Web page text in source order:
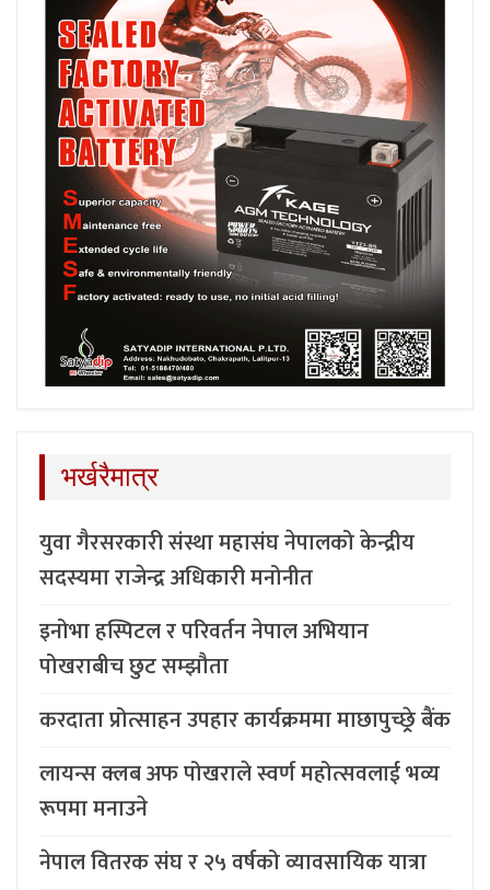
भर्खरैमात्र
युवा गैरसरकारी संस्था महासंघ नेपालको केन्द्रीय
सदस्यमा राजेन्द्र अधिकारी मनोनीत
इनोभा हस्पिटल र परिवर्तन नेपाल अभियान
पोखराबीच छुट सम्झौता
करदाता प्रोत्साहन उपहार कार्यक्रममा माछापुच्छ्र्रे बैंक
लायन्स क्लब अफ पोखराले स्वर्ण महोत्सवलाई भव्य
रूपमा मनाउने
नेपाल वितरक संघ र २५ वर्षको व्यावसायिक यात्रा